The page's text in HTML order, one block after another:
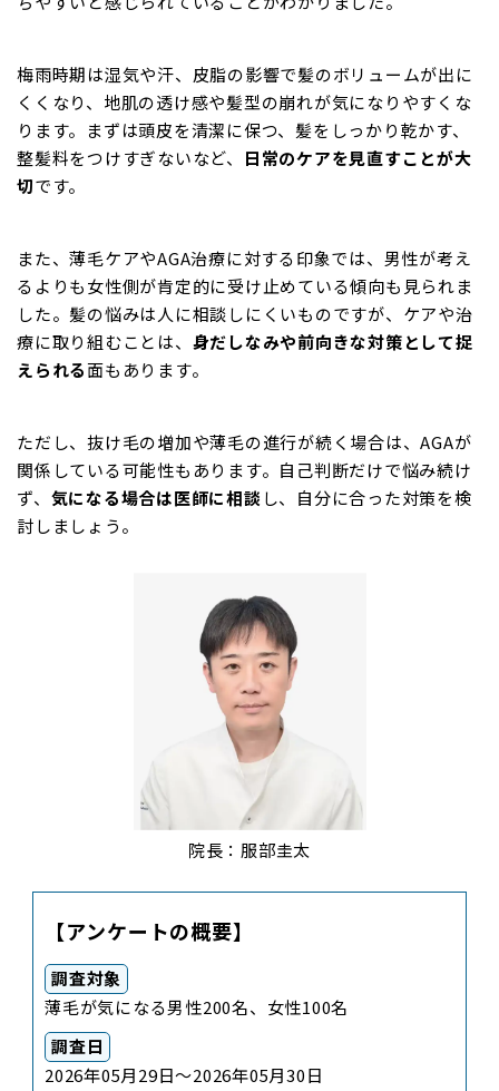
梅雨時期は湿気や汗、皮脂の影響で髪のボリュームが出に
くくなり、地肌の透け感や髪型の崩れが気になりやすくな
ります。まずは頭皮を清潔に保つ、髪をしっかり乾かす、
整髪料をつけすぎないなど、
日常のケアを見直すことが大
切です。
また、薄毛ケアやAGA治療に対する印象では、男性が考え
るよりも女性側が肯定的に受け止めている傾向も見られま
した。髪の悩みは人に相談しにくいものですが、ケアや治
療に取り組むことは、 身だしなみや前向きな対策として捉
えられる面もあります。
ただし、抜け毛の増加や薄毛の進行が続く場合は、AGAが
関係している可能性もあります。自己判断だけで悩み続け
ず、 気になる場合は医師に相談 し、自分に合った対策を検
討しましょう。
院長：服部圭太
【アンケートの概要】
調査対象
薄毛が気になる男性200名、女性100名
調査日
2026年05月29日～2026年05月30日